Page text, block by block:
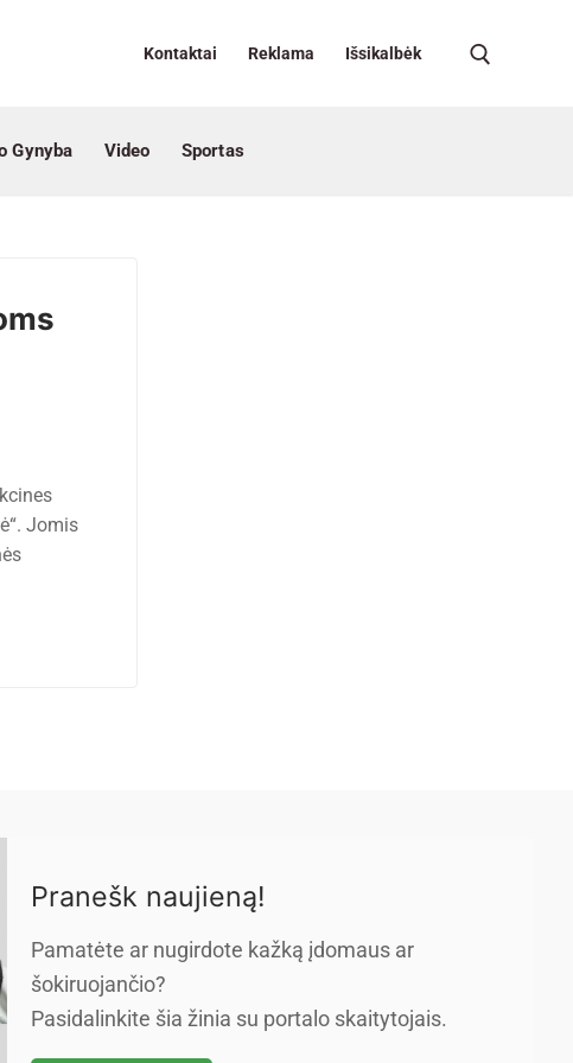
Kontaktai Reklama Išsikalbėk
Gynyba Video Sportas
Jomis
Pranešk naujieną!
Pamatėte ar nugirdote kažką įdomaus ar
šokiruojančio?
Pasidalinkite šia žinia su portalo skaitytojais.